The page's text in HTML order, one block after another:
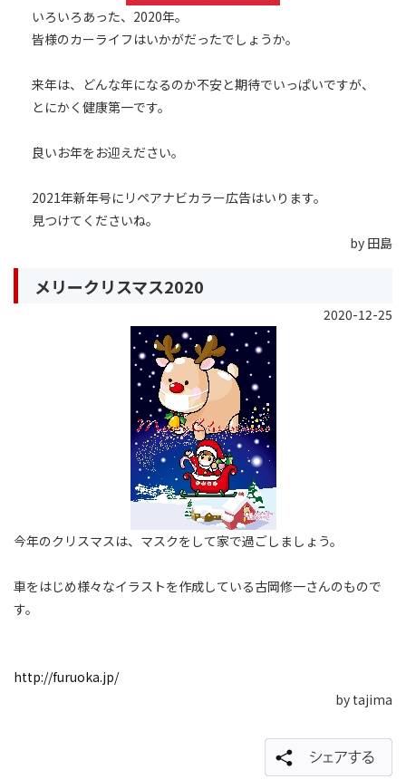
いろいろあった、2020年。
皆様のカーライフはいかがだったでしょうか。
来年は、どんな年になるのか不安と期待でいっぱいですが、
とにかく健康第一です。
良いお年をお迎えださい。
2021年新年号にリペアナビカラー広告はいります。
見つけてくださいね。
by 田島
メリークリスマス2020
2020-12-25
今年のクリスマスは、マスクをして家で過ごしましょう。
車をはじめ様々なイラストを作成している古岡修一さんのもので
す。
http://furuoka.jp/
by tajima